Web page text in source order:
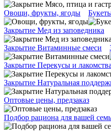
Овощи, фрукты, ягоды
Закрытие Мед из заповедника
Закрытие Витаминные смеси
Закрытие Перекусы и лакомства
Закрытие Натуральная
Оптовые цены, предзаказ
Подбор рациона для вашей